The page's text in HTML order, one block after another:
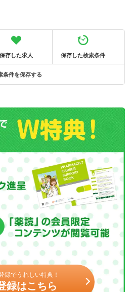
保存した求人 保存した検索条件
条件を保存する
録でうれしい特典！
録はこちら